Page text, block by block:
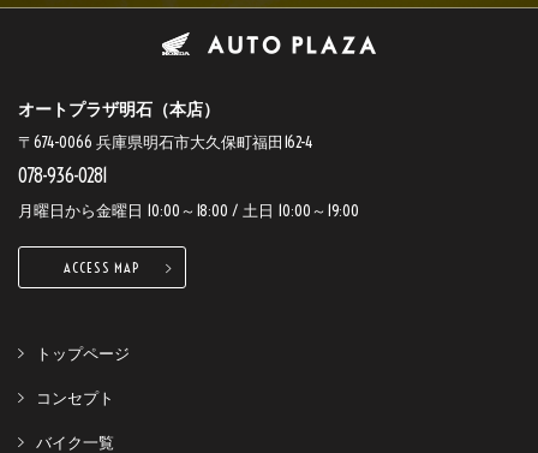
オートプラザ明石（本店）
〒674-0066 兵庫県明石市大久保町福田162-4
078-936-0281
月曜日から金曜日 10:00～18:00 / 土日 10:00～19:00
ACCESS MAP
トップページ
コンセプト
バイク一覧